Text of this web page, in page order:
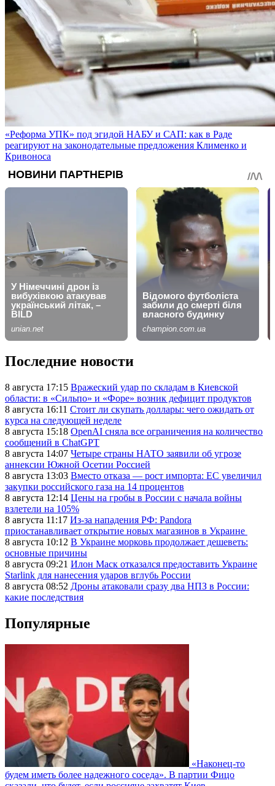
«Реформа УПК» под эгидой НАБУ и САП: как в Раде
реагируют на законодательные предложения Клименко и
Кривоноса
Последние новости
8 августа 17:15 Вражеский удар по складам в Киевской
области: в «Сильпо» и «Форе» возник дефицит продуктов
8 августа 16:11 Стоит ли скупать доллары: чего ожидать от
курса на следующей неделе
8 августа 15:18 OpenAI сняла все ограничения на количество
сообщений в ChatGPT
8 августа 14:07 Четыре страны НАТО заявили об угрозе
аннексии Южной Осетии Россией
8 августа 13:03 Вместо отказа — рост импорта: ЕС увеличил
закупки российского газа на 14 процентов
8 августа 12:14 Цены на гробы в России с начала войны
взлетели на 105%
8 августа 11:17 Из-за нападения РФ: Pandora
приостанавливает открытие новых магазинов в Украине
8 августа 10:12 В Украине морковь продолжает дешеветь:
основные причины
8 августа 09:21 Илон Маск отказался предоставить Украине
Starlink для нанесения ударов вглубь России
8 августа 08:52 Дроны атаковали сразу два НПЗ в России:
какие последствия
Популярные
«Наконец-то
будем иметь более надежного соседа». В партии Фицо